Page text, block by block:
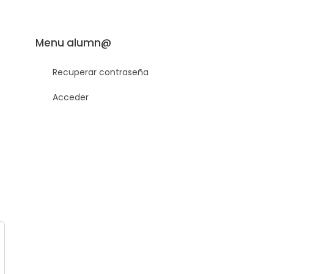
Menu alumn@
Recuperar contraseña
Acceder